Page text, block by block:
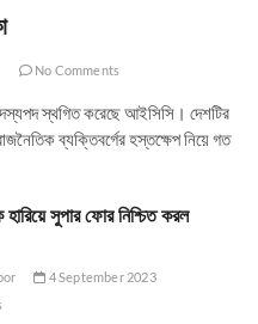
No Comments
স্থগিত করেছে আইসিসি। দেশটির
ব্যক্তিবর্গের হস্তক্ষেপ নিয়ে গত
সুপার ফোর নিশ্চিত করল
4 September 2023